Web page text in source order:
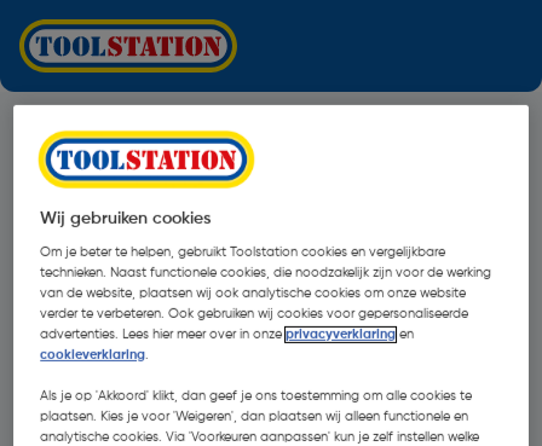
Wij gebruiken cookies
Om je beter te helpen, gebruikt Toolstation cookies en vergelijkbare
technieken. Naast functionele cookies, die noodzakelijk zijn voor de werking
van de website, plaatsen wij ook analytische cookies om onze website
verder te verbeteren. Ook gebruiken wij cookies voor gepersonaliseerde
advertenties. Lees hier meer over in onzeprivacyverklaring en
cookieverklaring.
Als je op 'Akkoord' klikt, dan geef je ons toestemming om alle cookies te
plaatsen. Kies je voor 'Weigeren', dan plaatsen wij alleen functionele en
analytische cookies. Via 'Voorkeuren aanpassen' kun je zelf instellen welke